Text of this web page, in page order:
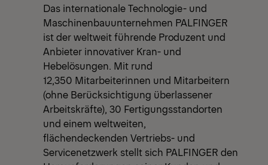
Das internationale Technologie- und
Maschinenbauunternehmen PALFINGER
ist der weltweit führende Produzent und
Anbieter innovativer Kran- und
Hebelösungen. Mit rund
12,350 Mitarbeiterinnen und Mitarbeitern
(ohne Berücksichtigung überlassener
Arbeitskräfte), 30 Fertigungsstandorten
und einem weltweiten,
flächendeckenden Vertriebs- und
Servicenetzwerk stellt sich PALFINGER den